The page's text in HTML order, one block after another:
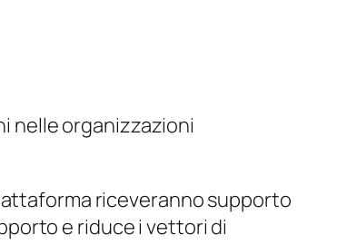
nelle organizzazioni
riceveranno supporto
e riduce i vettori di